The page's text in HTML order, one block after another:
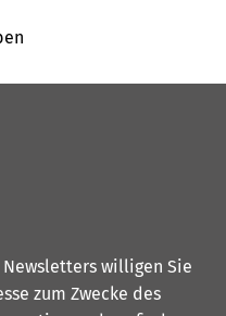
willigen Sie
zum Zwecke des